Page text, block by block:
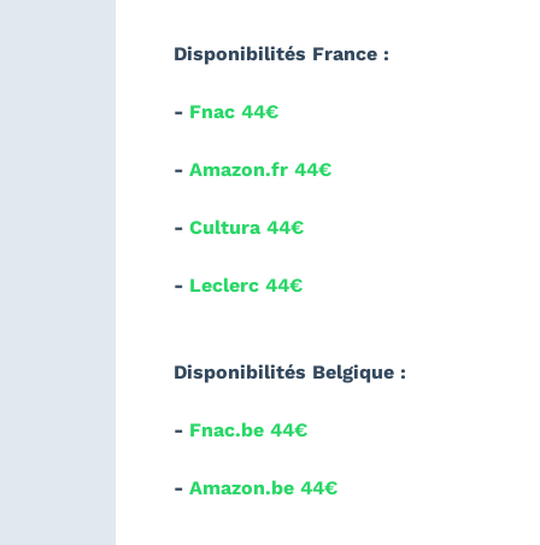
Disponibilités France :
- Fnac 44€
- Amazon.fr 44€
- Cultura 44€
- Leclerc 44€
Disponibilités Belgique :
- Fnac.be 44€
- Amazon.be 44€